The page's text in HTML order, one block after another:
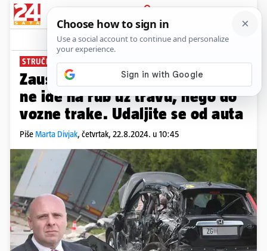
PRIJAVA
News
STRUČNJAK ZA 24SATA
Zaustavna traka smrti: Trokut
ne ide na rub uz travu, nego do
vozne trake. Udaljite se od auta
PišeMarta Divjak, četvrtak, 22.8.2024. u 10:45